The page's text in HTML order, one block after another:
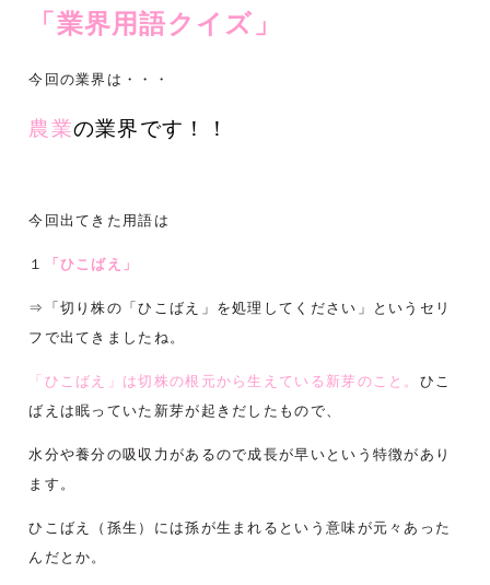
「業界用語クイズ」
今回の業界は・・・
農業の業界です！！
今回出てきた用語は
１ 「ひこばえ」
⇒「切り株の「ひこばえ」を処理してください」というセリ
フで出てきましたね。
「ひこばえ」は切株の根元から生えている新芽のこと。 ひこ
ばえは眠っていた新芽が起きだしたもので、
水分や養分の吸収力があるので成長が早いという特徴があり
ます。
ひこばえ（孫生）には孫が生まれるという意味が元々あった
んだとか。